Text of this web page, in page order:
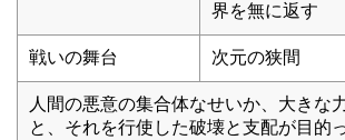
界を無に返す
戦いの舞台 次元の狭間
人間の悪意の集合体なせいか、大きな
と、それを行使した破壊と支配が目的